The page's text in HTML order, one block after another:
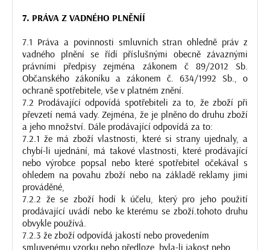
7. PRÁVA Z VADNÉHO PLNĚNÍÍ
7.1 Práva a povinnosti smluvních stran ohledně práv z
vadného plnění se řídí příslušnými obecně závaznými
právními předpisy zejména zákonem č 89/2012 Sb.
Občanského zákoníku a zákonem č. 634/1992 Sb., o
ochraně spotřebitele, vše v platném znění.
7.2 Prodávající odpovídá spotřebiteli za to, že zboží při
převzetí nemá vady. Zejména, že je plněno do druhu zboží
a jeho množství. Dále prodávající odpovídá za to:
7.2.1 že má zboží vlastnosti, které si strany ujednaly, a
chybí-li ujednání, má takové vlastnosti, které prodávající
nebo výrobce popsal nebo které spotřebitel očekával s
ohledem na povahu zboží nebo na základě reklamy jimi
prováděné,
7.2.2 že se zboží hodí k účelu, který pro jeho použití
prodávající uvádí nebo ke kterému se zboží.tohoto druhu
obvykle používá.
7.2.3 že zboží odpovídá jakostí nebo provedením
smluvenému vzorku nebo předloze, byla-li jakost nebo